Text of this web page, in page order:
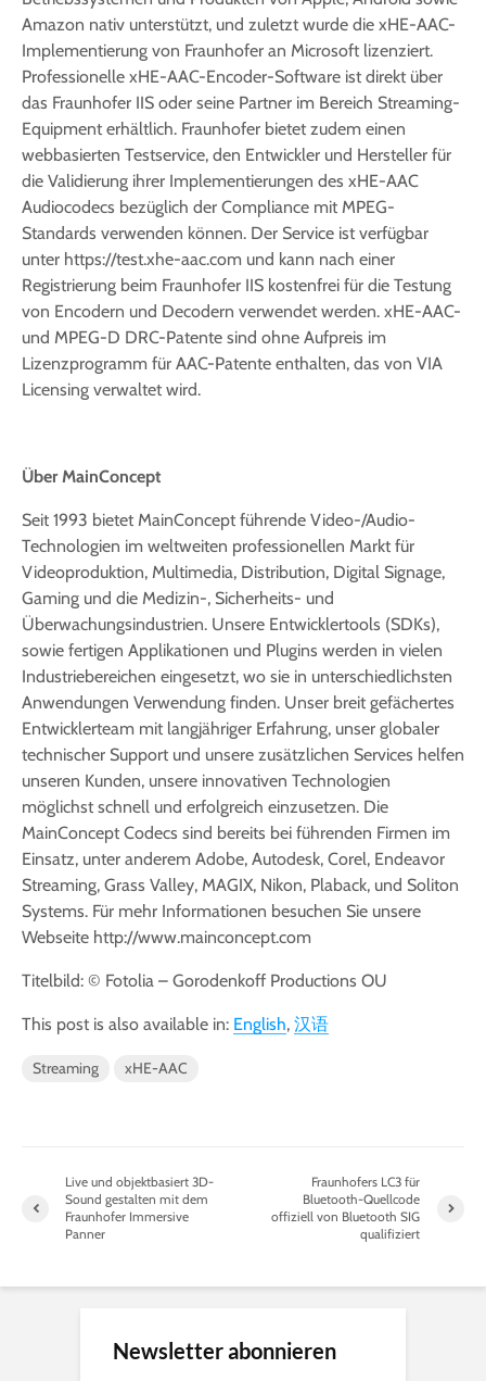
Amazon nativ unterstützt, und zuletzt wurde die xHE-AAC-
Implementierung von Fraunhofer an Microsoft lizenziert.
Professionelle xHE-AAC-Encoder-Software ist direkt über
das Fraunhofer IIS oder seine Partner im Bereich Streaming-
Equipment erhältlich. Fraunhofer bietet zudem einen
webbasierten Testservice, den Entwickler und Hersteller für
die Validierung ihrer Implementierungen des xHE-AAC
Audiocodecs bezüglich der Compliance mit MPEG-
Standards verwenden können. Der Service ist verfügbar
unter https://test.xhe-aac.com und kann nach einer
Registrierung beim Fraunhofer IIS kostenfrei für die Testung
von Encodern und Decodern verwendet werden. xHE-AAC-
und MPEG-D DRC-Patente sind ohne Aufpreis im
Lizenzprogramm für AAC-Patente enthalten, das von VIA
Licensing verwaltet wird.
Über MainConcept
Seit 1993 bietet MainConcept führende Video-/Audio-
Technologien im weltweiten professionellen Markt für
Videoproduktion, Multimedia, Distribution, Digital Signage,
Gaming und die Medizin-, Sicherheits- und
Überwachungsindustrien. Unsere Entwicklertools (SDKs),
sowie fertigen Applikationen und Plugins werden in vielen
Industriebereichen eingesetzt, wo sie in unterschiedlichsten
Anwendungen Verwendung finden. Unser breit gefächertes
Entwicklerteam mit langjähriger Erfahrung, unser globaler
technischer Support und unsere zusätzlichen Services helfen
unseren Kunden, unsere innovativen Technologien
möglichst schnell und erfolgreich einzusetzen. Die
MainConcept Codecs sind bereits bei führenden Firmen im
Einsatz, unter anderem Adobe, Autodesk, Corel, Endeavor
Streaming, Grass Valley, MAGIX, Nikon, Plaback, und Soliton
Systems. Für mehr Informationen besuchen Sie unsere
Webseite http://www.mainconcept.com
Titelbild: © Fotolia – Gorodenkoff Productions OU
This post is also available in: English 汉语
Streaming xHE-AAC
Live und objektbasiert 3D-
Sound gestalten mit dem
Fraunhofer Immersive
Panner
Fraunhofers LC3 für
Bluetooth-Quellcode
offiziell von Bluetooth SIG
qualifiziert
Newsletter abonnieren